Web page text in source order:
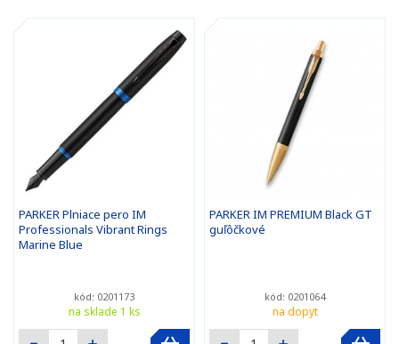
PARKER Plniace pero IM
Professionals Vibrant Rings
Marine Blue
kód: 0201173
na sklade 1 ks
PARKER IM PREMIUM Black GT
guľôčkové
kód: 0201064
na dopyt